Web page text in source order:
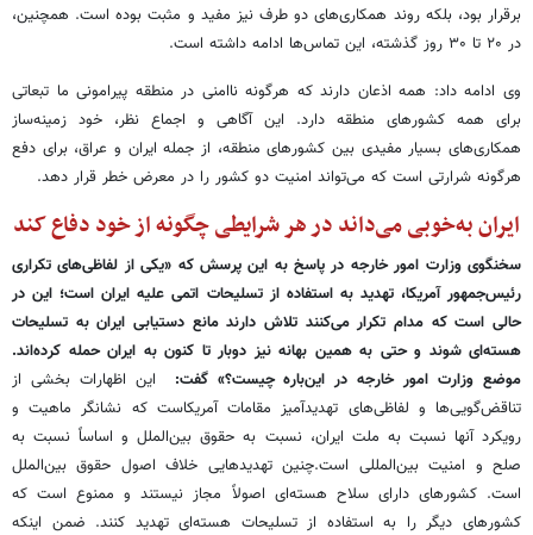
برقرار بود، بلکه روند همکاری‌های دو طرف نیز مفید و مثبت بوده است. همچنین،
در ۲۰ تا ۳۰ روز گذشته، این تماس‌ها ادامه داشته است.
وی ادامه داد: همه اذعان دارند که هرگونه ناامنی در منطقه پیرامونی ما تبعاتی
برای همه کشورهای منطقه دارد. این آگاهی و اجماع نظر، خود زمینه‌ساز
همکاری‌های بسیار مفیدی بین کشورهای منطقه، از جمله ایران و عراق، برای دفع
هرگونه شرارتی است که می‌تواند امنیت دو کشور را در معرض خطر قرار دهد.
ایران به‌خوبی می‌داند در هر شرایطی چگونه از خود دفاع کند
سخنگوی وزارت امور خارجه در پاسخ به این پرسش که «یکی از لفاظی‌های تکراری
رئیس‌جمهور آمریکا، تهدید به استفاده از تسلیحات اتمی علیه ایران است؛ این در
حالی است که مدام تکرار می‌کنند تلاش دارند مانع دستیابی ایران به تسلیحات
هسته‌ای شوند و حتی به همین بهانه نیز دوبار تا کنون به ایران حمله کرده‌اند.
موضع وزارت امور خارجه در این‌باره چیست؟» گفت: این اظهارات بخشی از
تناقض‌گویی‌ها و لفاظی‌های تهدیدآمیز مقامات آمریکاست که نشانگر ماهیت و
رویکرد آنها نسبت به ملت ایران، نسبت به حقوق بین‌الملل و اساساً نسبت به
صلح و امنیت بین‌المللی است.چنین تهدیدهایی خلاف اصول حقوق بین‌الملل
است. کشورهای دارای سلاح هسته‌ای اصولاً مجاز نیستند و ممنوع است که
کشورهای دیگر را به استفاده از تسلیحات هسته‌ای تهدید کنند. ضمن اینکه